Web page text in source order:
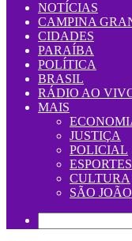
NOTÍCIAS
CAMPINA
CIDADES
PARAÍBA
POLÍTICA
BRASIL
RÁDIO AO
MAIS
JUSTIÇA
POLICIAL
ESPORTES
CULTURA
SÃO JOÃO